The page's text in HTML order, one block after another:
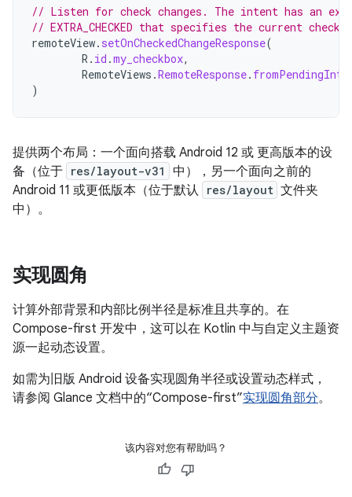
// Listen for check changes. The intent has an
// EXTRA_CHECKED that specifies the current
remoteView. setOnCheckedChangeResponse(
R . id .my_checkbox,
RemoteViews .RemoteResponse.
)
提供两个布局：一个面向搭载 Android 12 或 更高版本的设
备（位于 res/layout-v31
中），另一个面向之前的
Android 11 或更低版本（位于默认
res/layout 文件夹
中）。
实现圆角
计算外部背景和内部比例半径是标准且共享的。在
Compose-first 开发中，这可以在 Kotlin 中与自定义主题资
源一起动态设置。
如需为旧版 Android 设备实现圆角半径或设置动态样式，
请参阅 Glance 文档中的“Compose-first”实现圆角部分。
该内容对您有帮助吗？